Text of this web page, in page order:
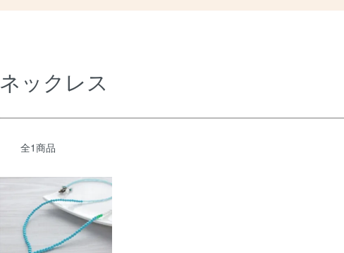
ネックレス
全1商品